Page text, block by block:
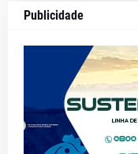
Publicidade